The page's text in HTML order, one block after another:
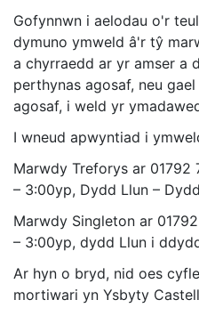
Gofynnwn i aelodau o'r
dymuno ymweld â'r tŷ
a chyrraedd ar yr amser a
perthynas agosaf, neu
agosaf, i weld yr
I wneud apwyntiad i
Marwdy Treforys ar 01792
– 3:00yp, Dydd Llun –
Marwdy Singleton ar
– 3:00yp, dydd Llun i
Ar hyn o bryd, nid oes
mortiwari yn Ysbyty